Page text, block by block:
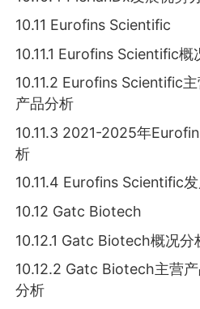
10.11 Eurofins Scientific
10.11.1 Eurofins Scientific概
10.11.2 Eurofins Scientific
产品分析
10.11.3 2021-2025年
析
10.11.4 Eurofins Scientific
10.12 Gatc Biotech
10.12.1 Gatc Biotech概况分
10.12.2 Gatc Biotech主营
分析